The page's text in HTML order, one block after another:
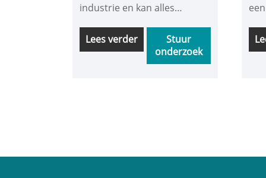
industrie en kan alles
rundvlees- en lamsrolletjes
in hotpot-restaurants tot
ham en worstjes in
Lees verder
Stuur
onderzoek